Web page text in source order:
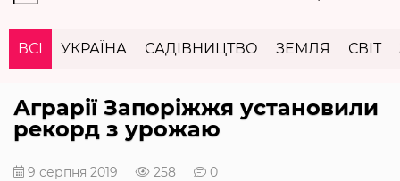
ВСІ УКРАЇНА САДІВНИЦТВО ЗЕМЛЯ СВІТ
Аграрії Запоріжжя установили
рекорд з урожаю
9 серпня 2019 258 0